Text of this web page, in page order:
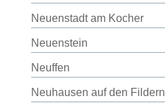
Neuenstadt am Kocher
Neuenstein
Neuffen
Neuhausen auf den Fildern